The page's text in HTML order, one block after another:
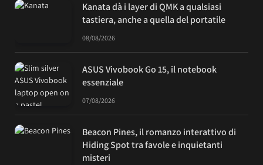
Kanata dà i layer di QMK a qualsiasi
tastiera, anche a quella del portatile
08/08/2026
ASUS Vivobook Go 15, il notebook
essenziale
07/08/2026
Beacon Pines, il romanzo interattivo di
Hiding Spot tra favole e inquietanti
misteri